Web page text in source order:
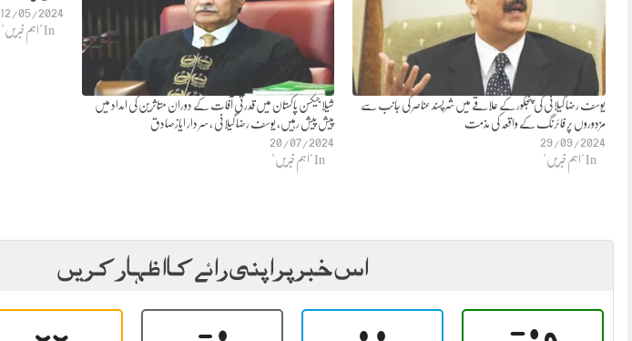
12/05/2024
In "اہم خبریں"
شیلا جیکسن پاکستان میں قدرتی آفات کے دوران متاثرین کی امداد میں
پیش پیش رہیں، یوسف رضا گیلانی ، سر دار ایازصادق
20/07/2024
In "اہم خبریں"
یوسف رضا گیلانی کی پنجگور کے علاقے میں شرپسند عناصر کی جانب سے
مزدوروں پر فائرنگ کے واقعہ کی مذمت
29/09/2024
In "اہم خبریں"
اس خبر پر اپنی رائے کا اظہار کریں